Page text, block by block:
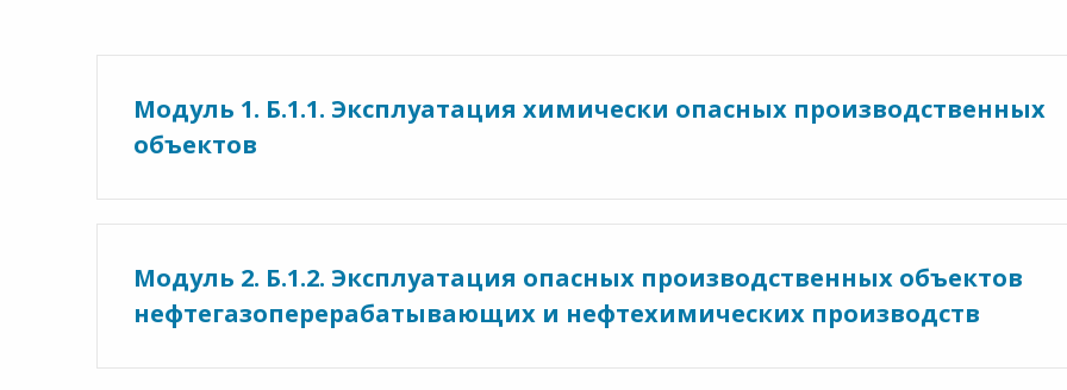
Модуль 1. Б.1.1. Эксплуатация химически опасных производственных
объектов
Модуль 2. Б.1.2. Эксплуатация опасных производственных объектов
нефтегазоперерабатывающих и нефтехимических производств